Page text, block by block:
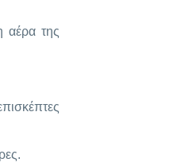
αέρα της